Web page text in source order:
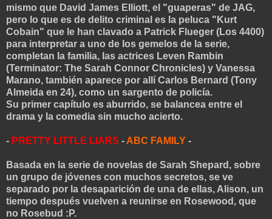
mismo que David James Elliott, el "guaperas" de JAG,
pero lo que es de delito criminal es la peluca "Kurt
Cobain" que le han clavado a Patrick Flueger (Los 4400)
para interpretar a uno de los gemelos de la serie,
completan la familia, las actrices Leven Rambin
(Terminator: The Sarah Connor Chronicles) y Vanessa
Marano, también aparece por allí Carlos Bernard (Tony
Almeida en 24), como un sargento de policía.
Su primer capítulo es aburrido, se balancea entre el
drama y la comedia sin mucho acierto.
- PRETTY LITTLE LIARS - ABC FAMILY -
Basada en la serie de novelas de Sarah Shepard, sobre
un grupo de jóvenes con muchos secretos, se ve
separado por la desaparición de una de ellas, Alison, un
tiempo después vuelven a reunirse en Rosewood, que
no Rosebud :P.